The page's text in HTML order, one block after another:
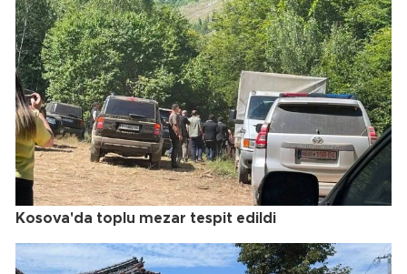
Kosova'da toplu mezar tespit edildi